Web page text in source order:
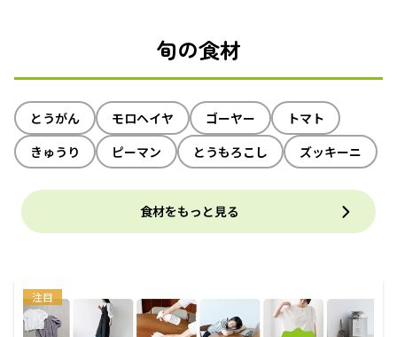
旬の食材
とうがん モロヘイヤ ゴーヤー
トマト
きゅうり
ピーマン とうもろこし ズッキーニ
食材をもっと見る
注目